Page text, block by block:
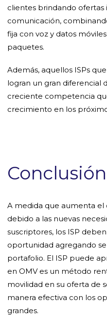
clientes brindando ofertas
comunicación,
fija con voz y datos
paquetes.
Además, aquellos ISPs
logran un gran diferencial
creciente competencia
crecimiento en los
Conclusión
A medida que aumenta el
debido a las nuevas
suscriptores, los ISP
oportunidad agregando
portafolio. El ISP puede
en OMV es un método
movilidad en su oferta de
manera efectiva con los
grandes.